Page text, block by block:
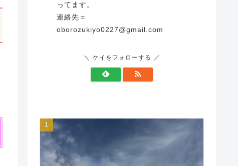
ってます。
連絡先＝
oborozukiyo0227@gmail.com
ケイをフォローする